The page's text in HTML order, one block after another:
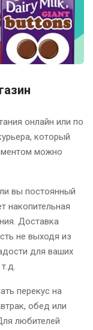
онлайн или по
который
можно
вы постоянный
накопительная
Доставка
не выходя из
для ваших
перекус на
обед или
любителей